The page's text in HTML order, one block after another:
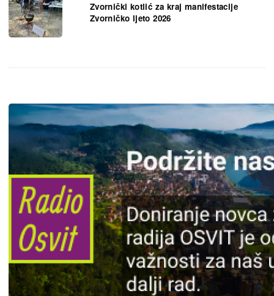
Zvornički kotlić za kraj manifestacije
Zvorničko ljeto 2026
Slika